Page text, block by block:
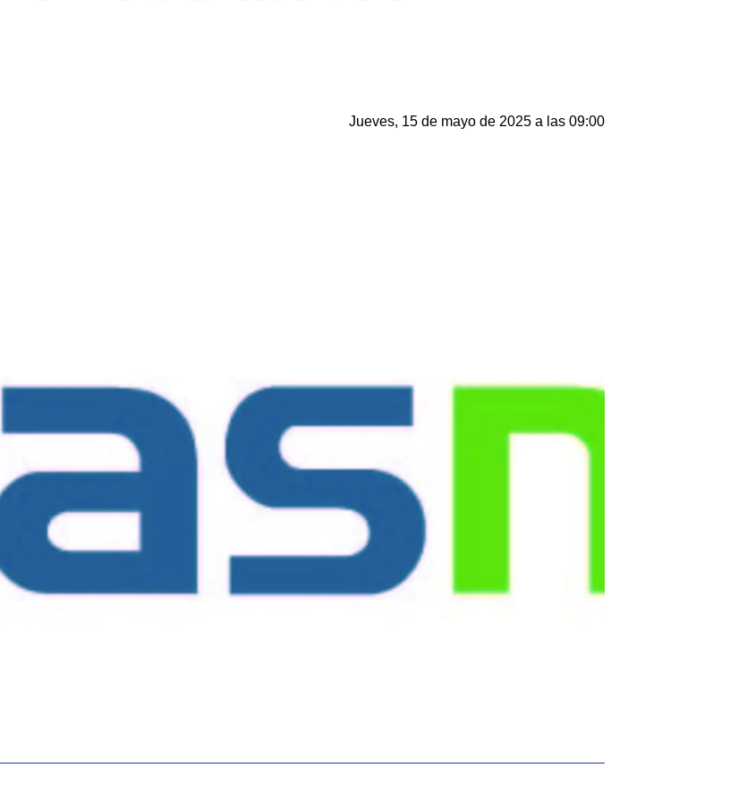
Jueves, 15 de mayo de 2025 a las 09:00